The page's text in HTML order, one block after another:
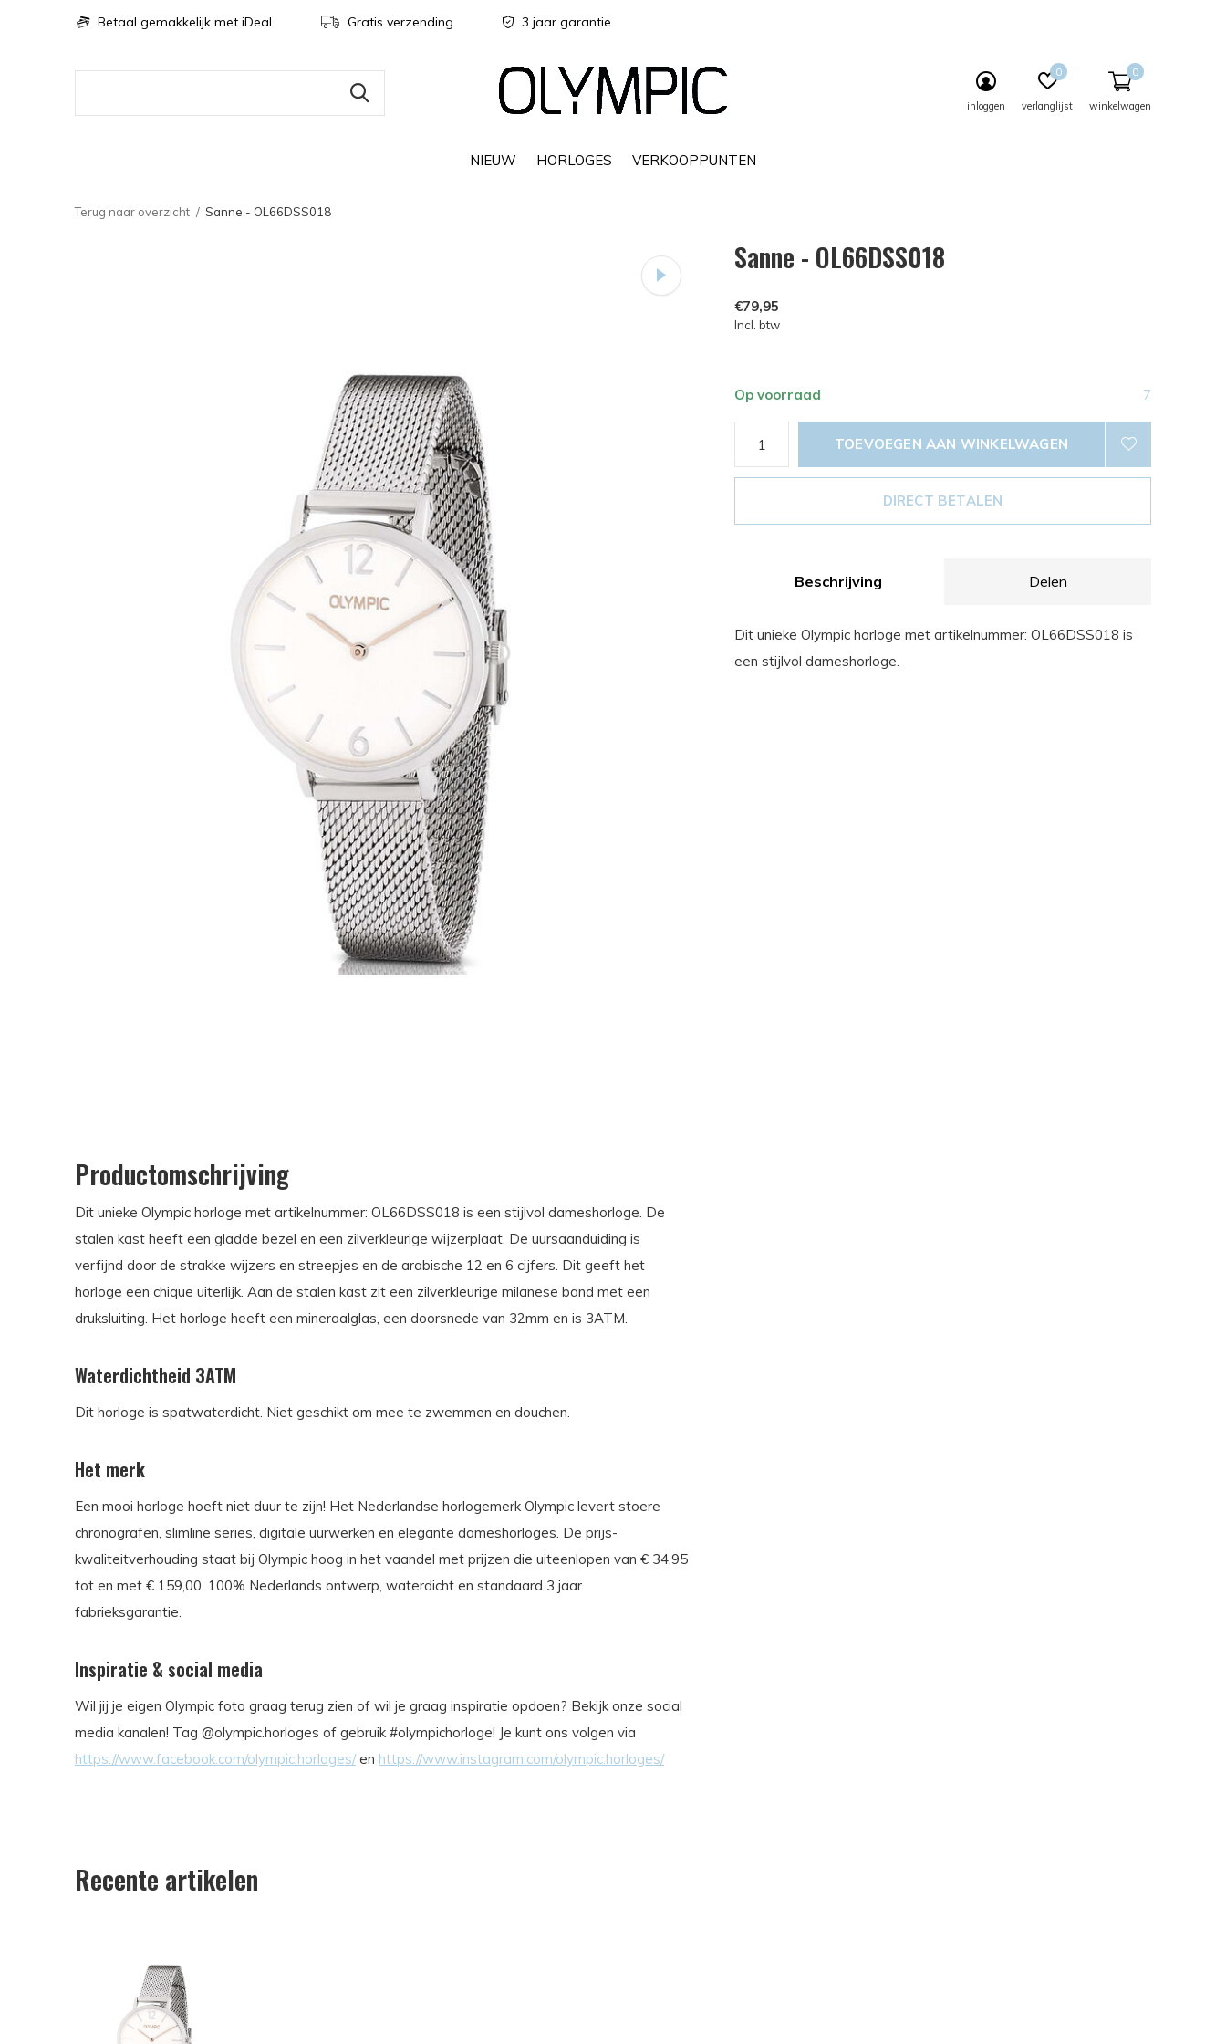
NIEUW HORLOGES VERKOOPPUNTEN
inloggen verlanglijst
0
winkelwagen
0
Betaal gemakkelijk met iDeal Gratis verzending 3 jaar garantie
Terug naar overzicht Sanne - OL66DSS018
Sanne - OL66DSS018
€79,95
Incl. btw
Op voorraad 7
TOEVOEGEN AAN WINKELWAGEN
DIRECT BETALEN
Beschrijving Delen
Dit unieke Olympic horloge met artikelnummer: OL66DSS018 is
een stijlvol dameshorloge.
Productomschrijving
Dit unieke Olympic horloge met artikelnummer: OL66DSS018 is een stijlvol dameshorloge. De
stalen kast heeft een gladde bezel en een zilverkleurige wijzerplaat. De uursaanduiding is
verfijnd door de strakke wijzers en streepjes en de arabische 12 en 6 cijfers. Dit geeft het
horloge een chique uiterlijk. Aan de stalen kast zit een zilverkleurige milanese band met een
druksluiting. Het horloge heeft een mineraalglas, een doorsnede van 32mm en is 3ATM.
Waterdichtheid 3ATM
Dit horloge is spatwaterdicht. Niet geschikt om mee te zwemmen en douchen.
Het merk
Een mooi horloge hoeft niet duur te zijn! Het Nederlandse horlogemerk Olympic levert stoere
chronografen, slimline series, digitale uurwerken en elegante dameshorloges. De prijs-
kwaliteitverhouding staat bij Olympic hoog in het vaandel met prijzen die uiteenlopen van € 34,95
tot en met € 159,00. 100% Nederlands ontwerp, waterdicht en standaard 3 jaar
fabrieksgarantie.
Inspiratie & social media
Wil jij je eigen Olympic foto graag terug zien of wil je graag inspiratie opdoen? Bekijk onze social
media kanalen! Tag @olympic.horloges of gebruik #olympichorloge! Je kunt ons volgen via
https://www.facebook.com/olympic.horloges/en https://www.instagram.com/olympic.horloges/
Recente artikelen